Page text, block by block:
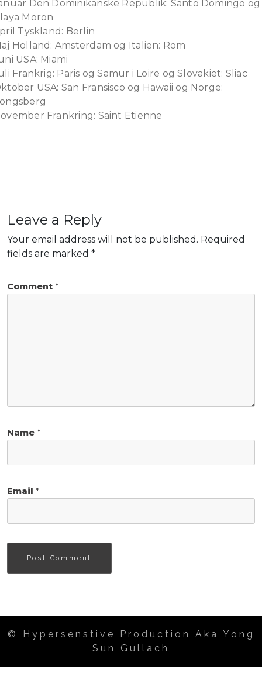
Den Dominikanske Republik: Santo Domingo og
Moron
Tyskland: Berlin
Holland: Amsterdam og Italien: Rom
USA: Miami
Frankrig: Paris og Samur i Loire og Slovakiet: Sliac
USA: San Fransisco og Hawaii og Norge:
Frankring: Saint Etienne
Leave a Reply
Your email address will not be published. Required
fields are marked *
Comment *
Name *
Email *
© Hypersenstive Production Aka Yong
Sun Gullach